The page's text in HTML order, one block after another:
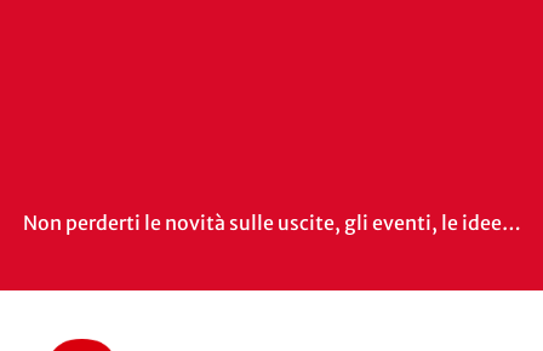
Non perderti le novità sulle uscite, gli eventi, le idee…